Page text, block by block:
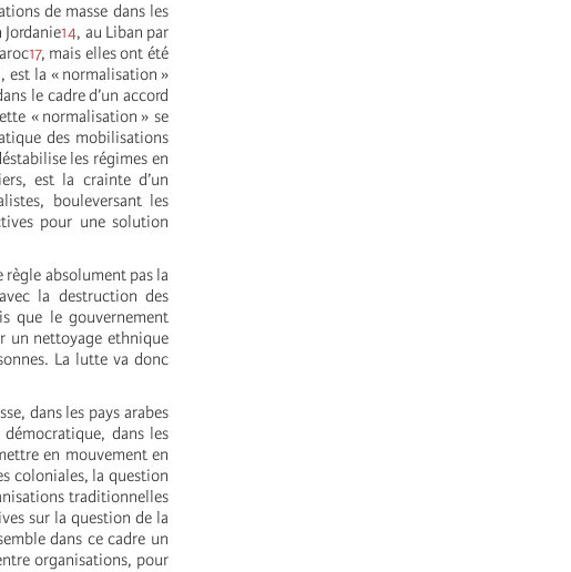
de masse dans les
14, au Liban par
17, mais elles ont été
est la « normalisation »
le cadre d’un accord
« normalisation » se
des mobilisations
les régimes en
est la crainte d’un
bouleversant les
pour une solution
absolument pas la
la destruction des
que le gouvernement
un nettoyage ethnique
La lutte va donc
dans les pays arabes
dans les
en mouvement en
coloniales, la question
traditionnelles
sur la question de la
dans ce cadre un
organisations, pour